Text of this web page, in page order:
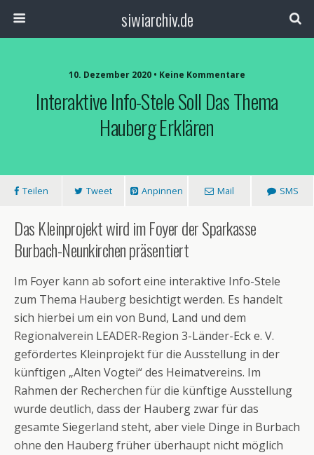
siwiarchiv.de
10. Dezember 2020 • Keine Kommentare
Interaktive Info-Stele Soll Das Thema
Hauberg Erklären
Teilen Tweet Anpinnen Mail SMS
Das Kleinprojekt wird im Foyer der Sparkasse
Burbach-Neunkirchen präsentiert
Im Foyer kann ab sofort eine interaktive Info-Stele
zum Thema Hauberg besichtigt werden. Es handelt
sich hierbei um ein von Bund, Land und dem
Regionalverein LEADER-Region 3-Länder-Eck e. V.
gefördertes Kleinprojekt für die Ausstellung in der
künftigen „Alten Vogtei“ des Heimatvereins. Im
Rahmen der Recherchen für die künftige Ausstellung
wurde deutlich, dass der Hauberg zwar für das
gesamte Siegerland steht, aber viele Dinge in Burbach
ohne den Hauberg früher überhaupt nicht möglich